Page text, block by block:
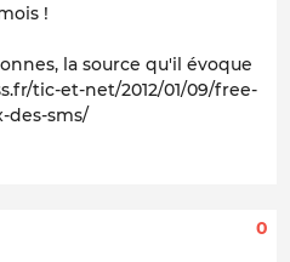
!
la source qu'il évoque
tic-et-net/2012/01/09/free-
des-sms/
0